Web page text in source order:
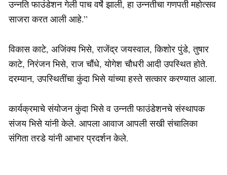
उन्नति फाउंडेशन गेली पाच वर्षे झाली, हा उन्नतीचा गणपती महोत्सव
साजरा करत आली आहे.”
विकास काटे, अजिंक्य भिसे, राजेंद्र जयस्वाल, किशोर पुंडे, तुषार
काटे, निरंजन भिसे, राज चौंधे, योगेश चौधरी आदी उपस्थित होते.
दरम्यान, उपस्थितींचा कुंदा भिसे यांच्या हस्ते सत्कार करण्यात आला.
कार्यक्रमाचे संयोजन कुंदा भिसे व उन्नती फाउंडेशनचे संस्थापक
संजय भिसे यांनी केले. आपला आवाज आपली सखी संचालिका
संगिता तरडे यांनी आभार प्रदर्शन केले.